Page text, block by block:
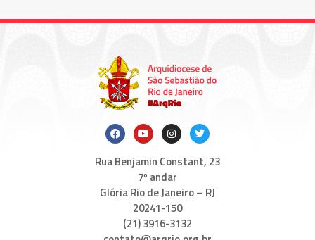
Rua Benjamin Constant, 23
7º andar
Glória Rio de Janeiro – RJ
20241-150
(21) 3916-3132